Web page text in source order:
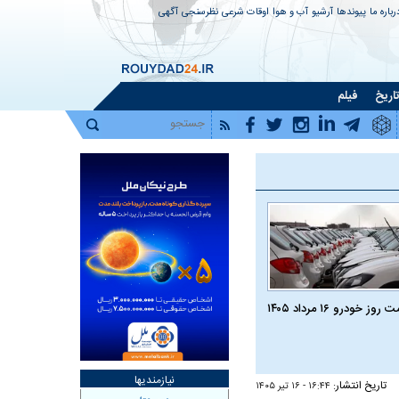
ما پیوندها آرشیو آب و هوا اوقات شرعی نظرسنجی آگهی
تاریخ فیلم
خودرو ۱۶ مرداد ۱۴۰۵
تاریخ انتشار: ۱۶:۴۴ - ۱۶ تير ۱۴۰۵ نیازمندیها